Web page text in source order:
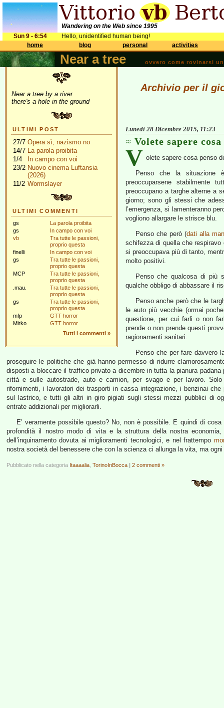
Wandering on the Web since 1995
Sun 9 - 6:54
Hello, unidentified human being!
home
blog personal activities
Near a tree ovvero come rovinarsi
Near a tree by a river
there's a hole in the ground
ULTIMI POST
27/7 Opera sì, nazismo no
14/7 La parola proibita
1/4
In campo con voi
23/2 Nuovo cinema Luftansia
(2026)
11/2 Wormslayer
ULTIMI COMMENTI
gs
La parola proibita
gs
In campo con voi
vb
Tra tutte le passioni,
proprio questa
finelli
In campo con voi
gs
Tra tutte le passioni,
proprio questa
MCP
Tra tutte le passioni,
proprio questa
.mau.
Tra tutte le passioni,
proprio questa
gs
Tra tutte le passioni,
proprio questa
mfp
GTT horror
Mirko
GTT horror
Tutti i commenti »
Archivio per il
Lunedì 28 Dicembre 2015, 11:23
Volete sapere
V olete sapere cosa penso
Penso che la situazione
preoccuparsene stabilmente
preoccupano a targhe alterne a
giorno; sono gli stessi che
l’emergenza, si lamenteranno
vogliono allargare le strisce blu.
Penso che però (dati alla
schifezza di quella che respiravo
si preoccupava più di tanto,
molto positivi.
Penso che qualcosa di più
qualche obbligo di abbassare il
Penso anche però che le
le auto più vecchie (ormai
questione, per cui farli o non
prende o non prende questi
ragionamenti sanitari.
Penso che per fare davvero
proseguire le politiche che già hanno permesso di ridurre
disposti a bloccare il traffico privato a dicembre in tutta la pianura
città e sulle autostrade, auto e camion, per svago e per lavoro.
rifornimenti, i lavoratori dei trasporti in cassa integrazione, i benzinai
sul lastrico, e tutti gli altri in giro pigiati sugli stessi mezzi pubblici di
entrate addizionali per migliorarli.
E’ veramente possibile questo? No, non è possibile. E quindi di
profondità il nostro modo di vita e la struttura della nostra
dell’inquinamento dovuta ai miglioramenti tecnologici, e nel frattempo
nostra società del benessere che con la scienza ci allunga la vita, ma
Pubblicato nella categoria Itaaaalia TorinoInBocca | 2 commenti »